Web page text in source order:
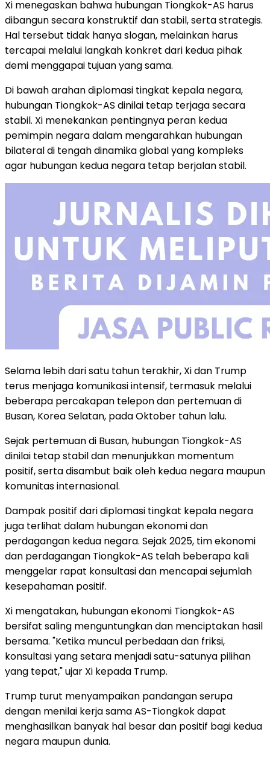
Xi menegaskan bahwa hubungan Tiongkok-AS harus
dibangun secara konstruktif dan stabil, serta strategis.
Hal tersebut tidak hanya slogan, melainkan harus
tercapai melalui langkah konkret dari kedua pihak
demi menggapai tujuan yang sama.
Di bawah arahan diplomasi tingkat kepala negara,
hubungan Tiongkok-AS dinilai tetap terjaga secara
stabil. Xi menekankan pentingnya peran kedua
pemimpin negara dalam mengarahkan hubungan
bilateral di tengah dinamika global yang kompleks
agar hubungan kedua negara tetap berjalan stabil.
Selama lebih dari satu tahun terakhir, Xi dan Trump
terus menjaga komunikasi intensif, termasuk melalui
beberapa percakapan telepon dan pertemuan di
Busan, Korea Selatan, pada Oktober tahun lalu.
Sejak pertemuan di Busan, hubungan Tiongkok-AS
dinilai tetap stabil dan menunjukkan momentum
positif, serta disambut baik oleh kedua negara maupun
komunitas internasional.
Dampak positif dari diplomasi tingkat kepala negara
juga terlihat dalam hubungan ekonomi dan
perdagangan kedua negara. Sejak 2025, tim ekonomi
dan perdagangan Tiongkok-AS telah beberapa kali
menggelar rapat konsultasi dan mencapai sejumlah
kesepahaman positif.
Xi mengatakan, hubungan ekonomi Tiongkok-AS
bersifat saling menguntungkan dan menciptakan hasil
bersama. "Ketika muncul perbedaan dan friksi,
konsultasi yang setara menjadi satu-satunya pilihan
yang tepat," ujar Xi kepada Trump.
Trump turut menyampaikan pandangan serupa
dengan menilai kerja sama AS-Tiongkok dapat
menghasilkan banyak hal besar dan positif bagi kedua
negara maupun dunia.